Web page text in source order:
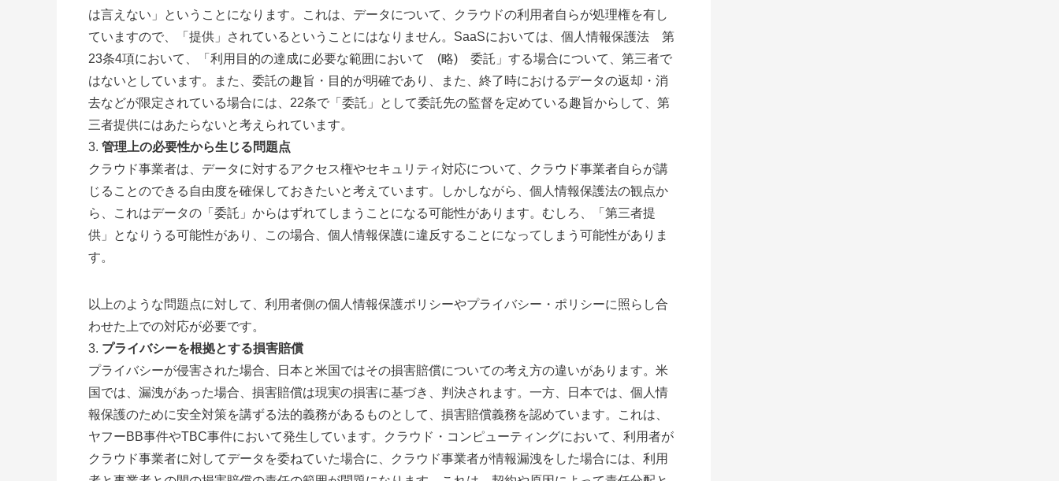
は言えない」ということになります。これは、データについて、クラウドの利用者自らが処理権を有し
ていますので、「提供」されているということにはなりません。SaaSにおいては、個人情報保護法 第
23条4項において、「利用目的の達成に必要な範囲において (略) 委託」する場合について、第三者で
はないとしています。また、委託の趣旨・目的が明確であり、また、終了時におけるデータの返却・消
去などが限定されている場合には、22条で「委託」として委託先の監督を定めている趣旨からして、第
三者提供にはあたらないと考えられています。
管理上の必要性から生じる問題点
クラウド事業者は、データに対するアクセス権やセキュリティ対応について、クラウド事業者自らが講
じることのできる自由度を確保しておきたいと考えています。しかしながら、個人情報保護法の観点か
ら、これはデータの「委託」からはずれてしまうことになる可能性があります。むしろ、「第三者提
供」となりうる可能性があり、この場合、個人情報保護に違反することになってしまう可能性がありま
す。
以上のような問題点に対して、利用者側の個人情報保護ポリシーやプライバシー・ポリシーに照らし合
わせた上での対応が必要です。
プライバシーを根拠とする損害賠償
プライバシーが侵害された場合、日本と米国ではその損害賠償についての考え方の違いがあります。米
国では、漏洩があった場合、損害賠償は現実の損害に基づき、判決されます。一方、日本では、個人情
報保護のために安全対策を講ずる法的義務があるものとして、損害賠償義務を認めています。これは、
ヤフーBB事件やTBC事件において発生しています。クラウド・コンピューティングにおいて、利用者が
クラウド事業者に対してデータを委ねていた場合に、クラウド事業者が情報漏洩をした場合には、利用